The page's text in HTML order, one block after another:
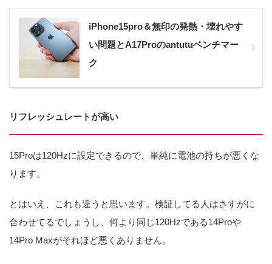
iPhone15pro＆無印の発熱・壊れやす
い問題とA17Proのantutuベンチマー
ク
リフレッシュレートが高い
15Proは120Hzに設定できるので、単純に電池の持ちが悪くな
ります。
とはいえ、これも違うと思います。検証してる人はさすがに
合わせてるでしょうし、何より同じ120Hzである14Proや
14Pro Maxがそれほど悪くありません。